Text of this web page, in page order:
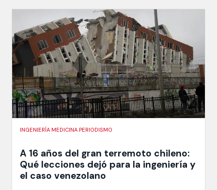
INGENIERÍA MEDICINA PERIODISMO
A 16 años del gran terremoto chileno:
Qué lecciones dejó para la ingeniería y
el caso venezolano